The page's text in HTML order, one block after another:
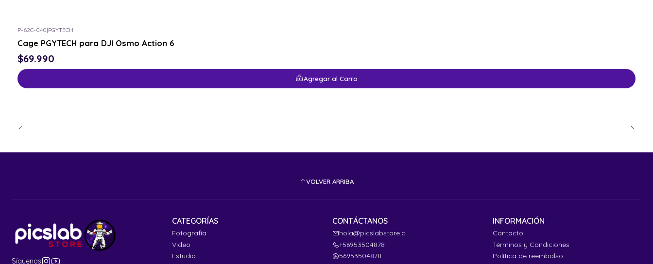
P-62C-040|PGYTECH
Cage PGYTECH para DJI Osmo Action 6
$69.990
Agregar al Carro
VOLVER ARRIBA
Síguenos
CATEGORÍAS
Fotografía
Video
Estudio
CONTÁCTANOS
hola@picslabstore.cl
+56953504878
56953504878
INFORMACIÓN
Contacto
Términos y Condiciones
Política de reembolso